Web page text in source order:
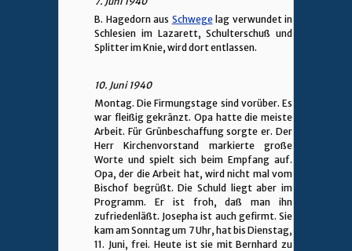
B. Hagedorn aus Schwegelag verwundet in
Schlesien im Lazarett, Schulterschuß und
Splitter im Knie, wird dort entlassen.
10. Juni 1940
Montag. Die Firmungstage sind vorüber. Es
war fleißig gekränzt. Opa hatte die meiste
Arbeit. Für Grünbeschaffung sorgte er. Der
Herr Kirchenvorstand markierte große
Worte und spielt sich beim Empfang auf.
Opa, der die Arbeit hat, wird nicht mal vom
Bischof begrüßt. Die Schuld liegt aber im
Programm. Er ist froh, daß man ihn
zufriedenläßt. Josepha ist auch gefirmt. Sie
kam am Sonntag um 7 Uhr, hat bis Dienstag,
11. Juni, frei. Heute ist sie mit Bernhard zu